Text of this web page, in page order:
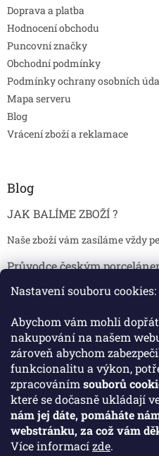
Nastavení souboru cookies:
Abychom vám mohli
nakupování na našem
zároveň abychom
funkcionalitu a výkon,
zpracováním souborů
které se dočasně ukládají
nám jej dáte, pomáháte
webstránku, za což vám
Více informacízde.
Doprava a platba
Hodnocení obchodu
Puncovní značky
Obchodní podmínky
Podmínky ochrany osobních
Mapa serveru
Blog
Vrácení zboží a reklamace
Blog
JAK BALÍME ZBOŽÍ ?
Naše zboží vám zasíláme vždy
Průvodce českým
Jak skladovat broušené
Broušené sklenice jsou
Facebook